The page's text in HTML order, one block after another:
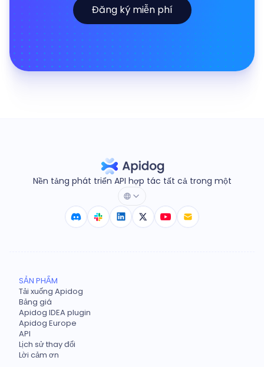
Đăng ký miễn phí
Nền tảng phát triển API hợp tác tất cả trong một
SẢN PHẨM
Tải xuống Apidog
Bảng giá
Apidog IDEA plugin
Apidog Europe
API
Lịch sử thay đổi
Lời cảm ơn